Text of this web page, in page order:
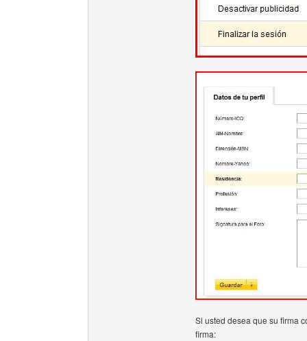
Si usted desea que su firma
firma: